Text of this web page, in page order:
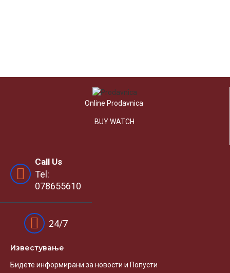
Online Prodavnica
BUY WATCH
Call Us
Tel:
078655610
24/7
Известувањe
Бидете информирани за новости и Попусти